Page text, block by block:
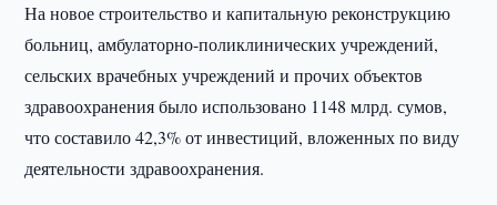
На новое строительство и капитальную реконструкцию
больниц, амбулаторно-поликлинических учреждений,
сельских врачебных учреждений и прочих объектов
здравоохранения было использовано 1148 млрд. сумов,
что составило 42,3% от инвестиций, вложенных по виду
деятельности здравоохранения.